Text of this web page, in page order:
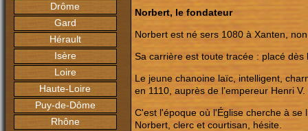
Drôme
Gard
Hérault
Isère
Loire
Haute-Loire
Puy-de-Dôme
Rhône
Norbert, le fondateur
Norbert est né sers 1080 à Xanten,
Sa carrière est toute tracée : placé
Le jeune chanoine laïc, intelligent,
en 1110, auprès de l’empereur Henri V.
C'est l'époque où l'Église cherche à se
Norbert, clerc et courtisan, hésite.